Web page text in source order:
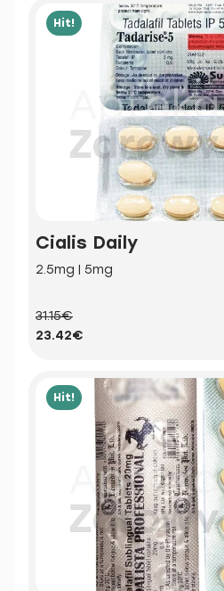
Hit!
Cialis Daily
2.5mg | 5mg
31.15€
23.42€
Hit!